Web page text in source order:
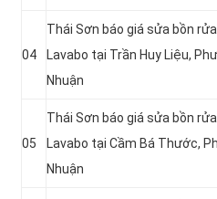
04
Thái Sơn báo giá sửa bồn
Lavabo tại Trần Huy Liệu,
Nhuận
05
Thái Sơn báo giá sửa bồn
Lavabo tại Cầm Bá Thước,
Nhuận